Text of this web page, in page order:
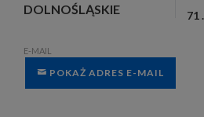
DOLNOŚLĄSKIE 71
E-MAIL
POKAŻ ADRES E-MAIL